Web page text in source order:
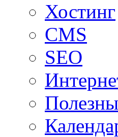
Хостинг
CMS
SEO